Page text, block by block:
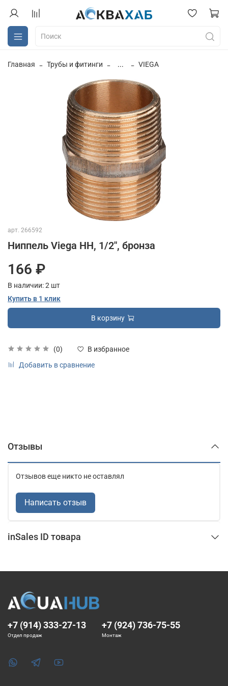
Главная Трубы и фитинги ... VIEGA
арт. 266592
Ниппель Viega НН, 1/2", бронза
(0)
В избранное
Добавить в сравнение
166 ₽
В наличии:2 шт
Купить в 1 клик
В корзину
Отзывы
Отзывов еще никто не оставлял
Написать отзыв
inSales ID товара
+7 (914) 333-27-13
Отдел продаж
+7 (924) 736-75-55
Монтаж